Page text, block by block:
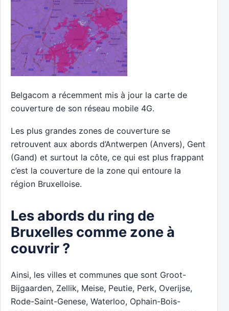
Belgacom a récemment mis à jour la carte de
couverture de son réseau mobile 4G.
Les plus grandes zones de couverture se
retrouvent aux abords d’Antwerpen (Anvers), Gent
(Gand) et surtout la côte, ce qui est plus frappant
c’est la couverture de la zone qui entoure la
région Bruxelloise.
Les abords du ring de
Bruxelles comme zone à
couvrir ?
Ainsi, les villes et communes que sont Groot-
Bijgaarden, Zellik, Meise, Peutie, Perk, Overijse,
Rode-Saint-Genese, Waterloo, Ophain-Bois-